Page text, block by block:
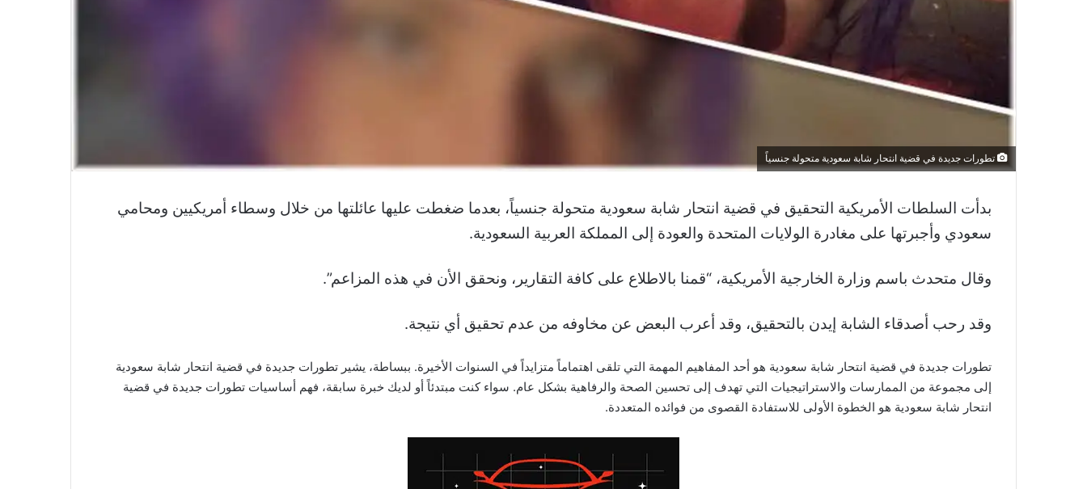
تطورات جديدة في قضية انتحار شابة سعودية متحولة جنسياً
بدأت السلطات الأمريكية التحقيق في قضية انتحار شابة سعودية متحولة جنسياً، بعدما ضغطت عليها عائلتها من خلال وسطاء أمريكيين ومحامي
سعودي وأجبرتها على مغادرة الولايات المتحدة والعودة إلى المملكة العربية السعودية.
وقال متحدث باسم وزارة الخارجية الأمريكية، “قمنا بالاطلاع على كافة التقارير، ونحقق الأن في هذه المزاعم”.
وقد رحب أصدقاء الشابة إيدن بالتحقيق، وقد أعرب البعض عن مخاوفه من عدم تحقيق أي نتيجة.
تطورات جديدة في قضية انتحار شابة سعودية هو أحد المفاهيم المهمة التي تلقى اهتماماً متزايداً في السنوات الأخيرة. ببساطة، يشير تطورات جديدة في قضية انتحار شابة سعودية
إلى مجموعة من الممارسات والاستراتيجيات التي تهدف إلى تحسين الصحة والرفاهية بشكل عام. سواء كنت مبتدئاً أو لديك خبرة سابقة، فهم أساسيات تطورات جديدة في قضية
انتحار شابة سعودية هو الخطوة الأولى للاستفادة القصوى من فوائده المتعددة.